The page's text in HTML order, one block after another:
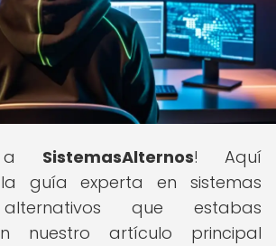
a SistemasAlternos! Aquí
guía experta en sistemas
que estabas
nuestro artículo principal